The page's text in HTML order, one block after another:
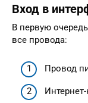
Вход в
В первую
все провода:
Провод